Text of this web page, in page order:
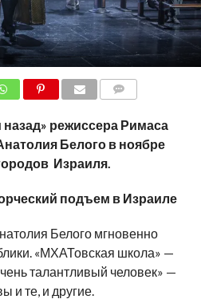
режиссера Римаса
Белого в ноябре
Израиля.
подъем в Израиле
Белого мгновенно
«МХАТовская школа» —
талантливый человек» —
и те, и другие.